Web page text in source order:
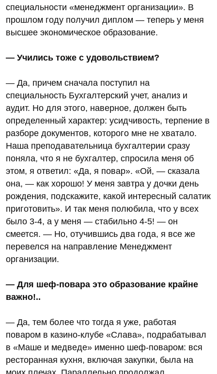
специальности «менеджмент организации». В
прошлом году получил диплом — теперь у меня
высшее экономическое образование.
— Учились тоже с удовольствием?
— Да, причем сначала поступил на
специальность Бухгалтерский учет, анализ и
аудит. Но для этого, наверное, должен быть
определенный характер: усидчивость, терпение в
разборе документов, которого мне не хватало.
Наша преподавательница бухгалтерии сразу
поняла, что я не бухгалтер, спросила меня об
этом, я ответил: «Да, я повар». «Ой, — сказала
она, — как хорошо! У меня завтра у дочки день
рождения, подскажите, какой интересный салатик
приготовить». И так меня полюбила, что у всех
было 3-4, а у меня — стабильно 4-5! — он
смеется. — Но, отучившись два года, я все же
перевелся на направление Менеджмент
организации.
— Для шеф-повара это образование крайне
важно!..
— Да, тем более что тогда я уже, работая
поваром в казино-клубе «Слава», подрабатывал
в «Маше и медведе» именно шеф-поваром: вся
ресторанная кухня, включая закупки, была на